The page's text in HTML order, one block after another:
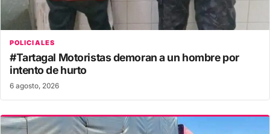
POLICIALES
#Tartagal Motoristas demoran a un hombre por
intento de hurto
6 agosto, 2026